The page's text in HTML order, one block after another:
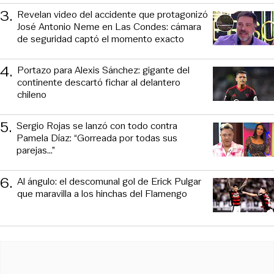
3. Revelan video del accidente que protagonizó
José Antonio Neme en Las Condes: cámara
de seguridad captó el momento exacto
4. Portazo para Alexis Sánchez: gigante del
continente descartó fichar al delantero
chileno
5. Sergio Rojas se lanzó con todo contra
Pamela Díaz: “Gorreada por todas sus
parejas…”
6. Al ángulo: el descomunal gol de Erick Pulgar
que maravilla a los hinchas del Flamengo